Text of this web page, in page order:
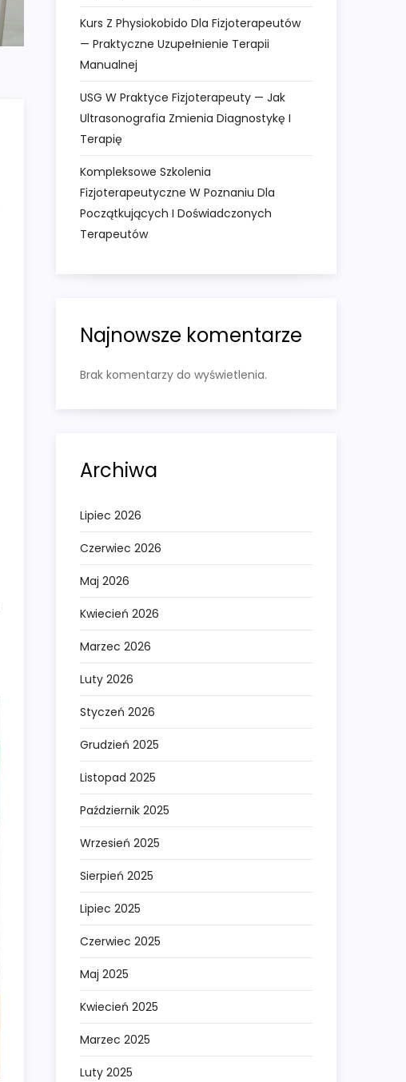
Kurs Z Physiokobido Dla Fizjoterapeutów
— Praktyczne Uzupełnienie Terapii
Manualnej
USG W Praktyce Fizjoterapeuty — Jak
Ultrasonografia Zmienia Diagnostykę I
Terapię
Kompleksowe Szkolenia
Fizjoterapeutyczne W Poznaniu Dla
Początkujących I Doświadczonych
Terapeutów
Najnowsze komentarze
Brak komentarzy do wyświetlenia.
Archiwa
Lipiec 2026
Czerwiec 2026
Maj 2026
Kwiecień 2026
Marzec 2026
Luty 2026
Styczeń 2026
Grudzień 2025
Listopad 2025
Październik 2025
Wrzesień 2025
Sierpień 2025
Lipiec 2025
Czerwiec 2025
Maj 2025
Kwiecień 2025
Marzec 2025
Luty 2025